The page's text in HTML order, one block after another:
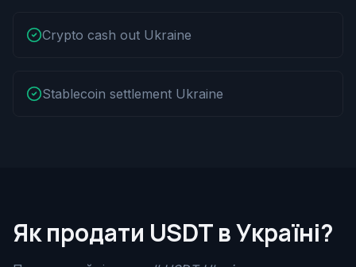
Crypto cash out Ukraine
Stablecoin settlement Ukraine
Як продати USDT в Україні?